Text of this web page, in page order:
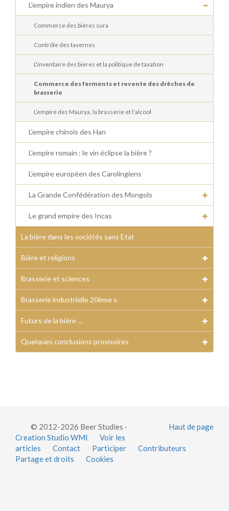
L'empire indien des Maurya
Commerce des bières sura
Contrôle des tavernes
L'inventaire des bières et la politique de taxation
Commerce des ferments et revente des drêches de
brasserie
L’empire des Maurya, la brasserie et l'alcool
L'empire chinois des Han
L'empire romain : le vin éclipse la bière ?
L'empire européen des Carolingiens
La Grande Confédération des Mongols
Le grand empire des Incas
La bière dans les sociétés sans Etat
Bière et religions
Brasserie et sciences
Brasserie industrielle 20ème s.
Futurs de la bière ...
Quelques conclusions provisoires
Haut de page
© 2012-2026 Beer Studies ·
Creation Studio WMI
Voir les
articles
Contact Participer
Contributeurs
Partage et droits
Cookies